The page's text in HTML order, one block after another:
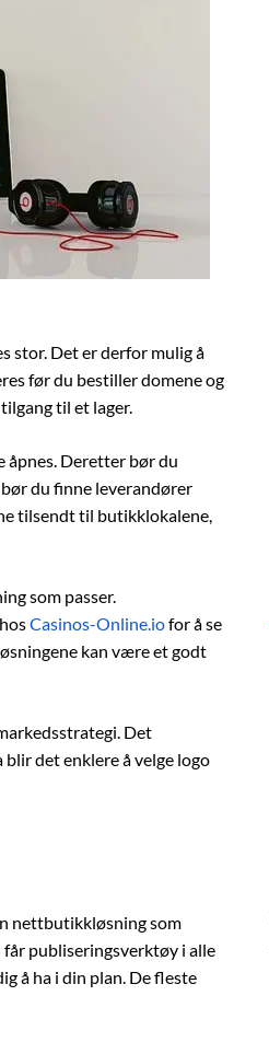
stor. Det er derfor mulig å
før du bestiller domene og
til et lager.
åpnes. Deretter bør du
du finne leverandører
tilsendt til butikklokalene,
som passer.
Casinos-Online.iofor å se
kan være et godt
Det
det enklere å velge logo
nettbutikkløsning som
publiseringsverktøy i alle
å ha i din plan. De fleste